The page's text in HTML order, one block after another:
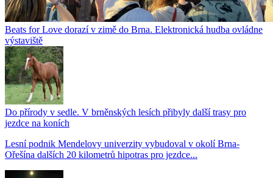
Beats for Love dorazí v zimě do Brna. Elektronická hudba ovládne
výstaviště
Do přírody v sedle. V brněnských lesích přibyly další trasy pro
jezdce na koních
Lesní podnik Mendelovy univerzity vybudoval v okolí Brna-
Ořešína dalších 20 kilometrů hipotras pro jezdce...